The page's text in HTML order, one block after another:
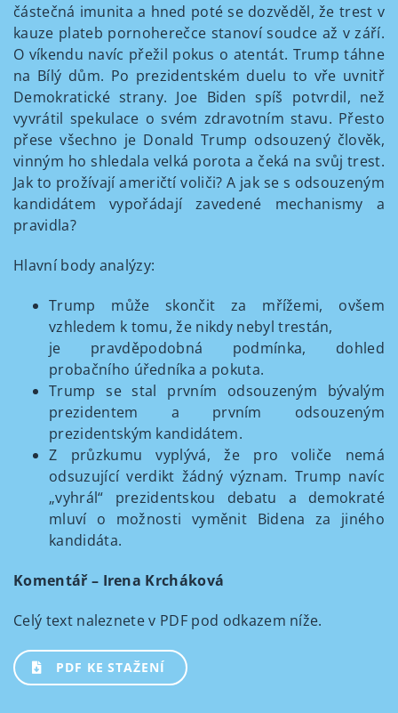
částečná imunita a hned poté se dozvěděl, že trest v
kauze plateb pornoherečce stanoví soudce až v září.
O víkendu navíc přežil pokus o atentát. Trump táhne
na Bílý dům. Po prezidentském duelu to vře uvnitř
Demokratické strany. Joe Biden spíš potvrdil, než
vyvrátil spekulace o svém zdravotním stavu. Přesto
přese všechno je Donald Trump odsouzený člověk,
vinným ho shledala velká porota a čeká na svůj trest.
Jak to prožívají američtí voliči? A jak se s odsouzeným
kandidátem vypořádají zavedené mechanismy a
pravidla?
Hlavní body analýzy:
Trump může skončit za mřížemi, ovšem
vzhledem k tomu, že nikdy nebyl trestán,
je pravděpodobná podmínka, dohled
probačního úředníka a pokuta.
Trump se stal prvním odsouzeným bývalým
prezidentem a prvním odsouzeným
prezidentským kandidátem.
Z průzkumu vyplývá, že pro voliče nemá
odsuzující verdikt žádný význam. Trump navíc
„vyhrál“ prezidentskou debatu a demokraté
mluví o možnosti vyměnit Bidena za jiného
kandidáta.
Komentář – Irena Krcháková
Celý text naleznete v PDF pod odkazem níže.
PDF KE STAŽENÍ